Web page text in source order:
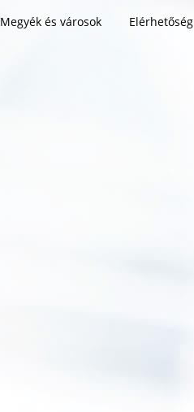
Megyék és városok Elérhetőség